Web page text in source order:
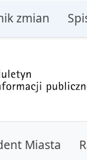
menu
zmian
Miasta